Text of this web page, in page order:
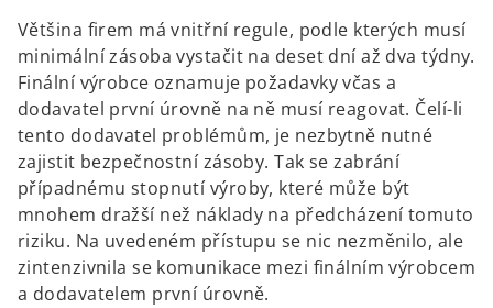
Většina firem má vnitřní regule, podle kterých musí
minimální zásoba vystačit na deset dní až dva týdny.
Finální výrobce oznamuje požadavky včas a
dodavatel první úrovně na ně musí reagovat. Čelí-li
tento dodavatel problémům, je nezbytně nutné
zajistit bezpečnostní zásoby. Tak se zabrání
případnému stopnutí výroby, které může být
mnohem dražší než náklady na předcházení tomuto
riziku. Na uvedeném přístupu se nic nezměnilo, ale
zintenzivnila se komunikace mezi finálním výrobcem
a dodavatelem první úrovně.